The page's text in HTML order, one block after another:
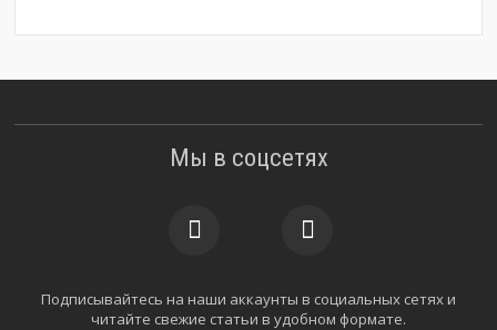
Мы в соцсетях
Подписывайтесь на наши аккаунты в социальных сетях и
читайте свежие статьи в удобном формате.